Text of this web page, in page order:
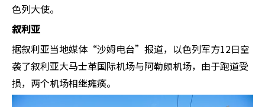
色列大使。
叙利亚
据叙利亚当地媒体“沙姆电台”报道，以色列军方12日空
袭了叙利亚大马士革国际机场与阿勒颇机场，由于跑道受
损，两个机场相继瘫痪。